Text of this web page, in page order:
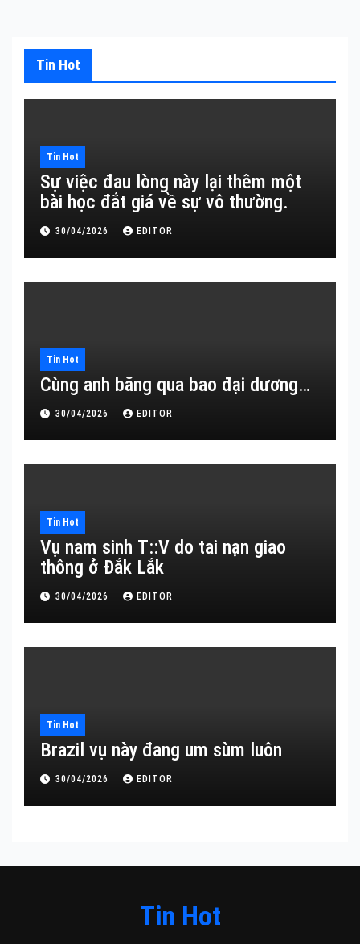
Tin Hot
Tin Hot
Sự việc đau lòng này lại thêm một
bài học đắt giá về sự vô thường.
30/04/2026 EDITOR
Tin Hot
Cùng anh băng qua bao đại dương…
30/04/2026 EDITOR
Tin Hot
Vụ nam sinh T::V do tai nạn giao
thông ở Đắk Lắk
30/04/2026 EDITOR
Tin Hot
Brazil vụ này đang um sùm luôn
30/04/2026 EDITOR
Tin Hot